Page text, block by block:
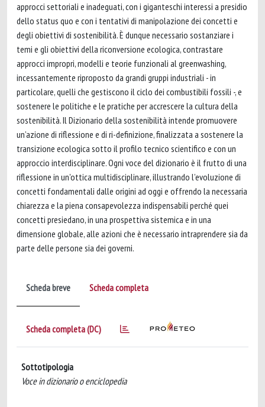
approcci settoriali e inadeguati, con i giganteschi interessi a presidio
dello status quo e con i tentativi di manipolazione dei concetti e
degli obiettivi di sostenibilità. È dunque necessario sostanziare i
temi e gli obiettivi della riconversione ecologica, contrastare
approcci impropri, modelli e teorie funzionali al greenwashing,
incessantemente riproposto da grandi gruppi industriali - in
particolare, quelli che gestiscono il ciclo dei combustibili fossili -, e
sostenere le politiche e le pratiche per accrescere la cultura della
sostenibilità. Il Dizionario della sostenibilità intende promuovere
un’azione di riflessione e di ri-definizione, finalizzata a sostenere la
transizione ecologica sotto il profilo tecnico scientifico e con un
approccio interdisciplinare. Ogni voce del dizionario è il frutto di una
riflessione in un'ottica multidisciplinare, illustrando l’evoluzione di
concetti fondamentali dalle origini ad oggi e offrendo la necessaria
chiarezza e la piena consapevolezza indispensabili perché quei
concetti presiedano, in una prospettiva sistemica e in una
dimensione globale, alle azioni che è necessario intraprendere sia da
parte delle persone sia dei governi.
Scheda breve Scheda completa
Scheda completa (DC)
Sottotipologia
Voce in dizionario o enciclopedia